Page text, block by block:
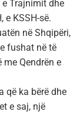
e Trajnimit dhe
e KSSH-së.
në Shqipëri,
fushat në të
Qendrën e
që ka bërë dhe
e saj, një